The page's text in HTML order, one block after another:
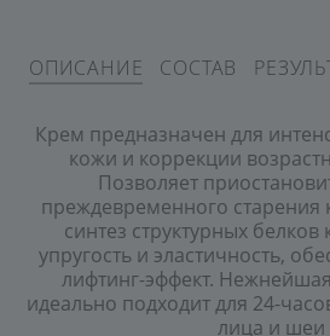
ОПИСАНИЕ СОСТАВ
Крем предназначен для
кожи и коррекции
Позволяет
преждевременного старения
синтез структурных
упругость и эластичность,
лифтинг-эффект.
идеально подходит для 24-
лица и шеи